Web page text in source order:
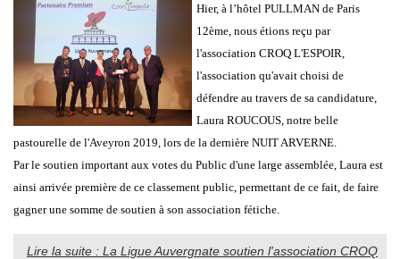
Hier, à l’hôtel PULLMAN de Paris
12ème, nous étions reçu par
l'association CROQ L'ESPOIR,
l'association qu'avait choisi de
défendre au travers de sa candidature,
Laura ROUCOUS, notre belle
pastourelle de l'Aveyron 2019, lors de la dernière NUIT ARVERNE.
Par le soutien important aux votes du Public d'une large assemblée, Laura est
ainsi arrivée première de ce classement public, permettant de ce fait, de faire
gagner une somme de soutien à son association fétiche.
Lire la suite : La Ligue Auvergnate soutien l'association CROQ